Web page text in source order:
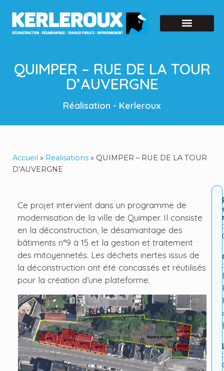
QUIMPER – RUE DE LA TOUR
D’AUVERGNE
Réalisation - Kerleroux
Accueil » Realisations » QUIMPER – RUE DE LA TOUR
D’AUVERGNE
Ce projet intervient dans un programme de
modernisation de la ville de Quimper. Il consiste
en la déconstruction, le désamiantage des
bâtiments n°9 à 15 et la gestion et traitement
des mitoyennetés. Les déchets inertes issus de
la déconstruction ont été concassés et réutilisés
pour la création d’une plateforme.
:
:
: